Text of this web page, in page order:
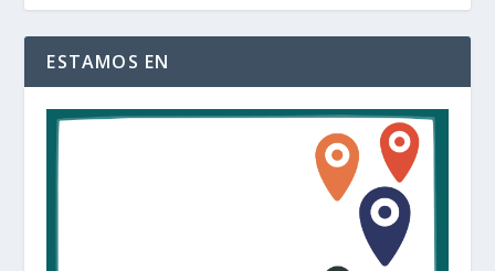
ESTAMOS EN